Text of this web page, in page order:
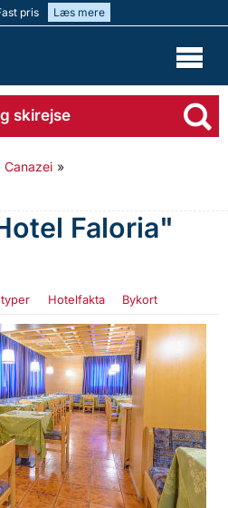
pris Læs mere
skirejse
Canazei »
Faloria"
Hotelfakta Bykort